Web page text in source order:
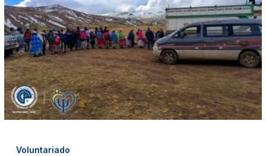
Voluntariado
DE
ENTREGA
DE
DONACIONES
EN
CAYLLOMA